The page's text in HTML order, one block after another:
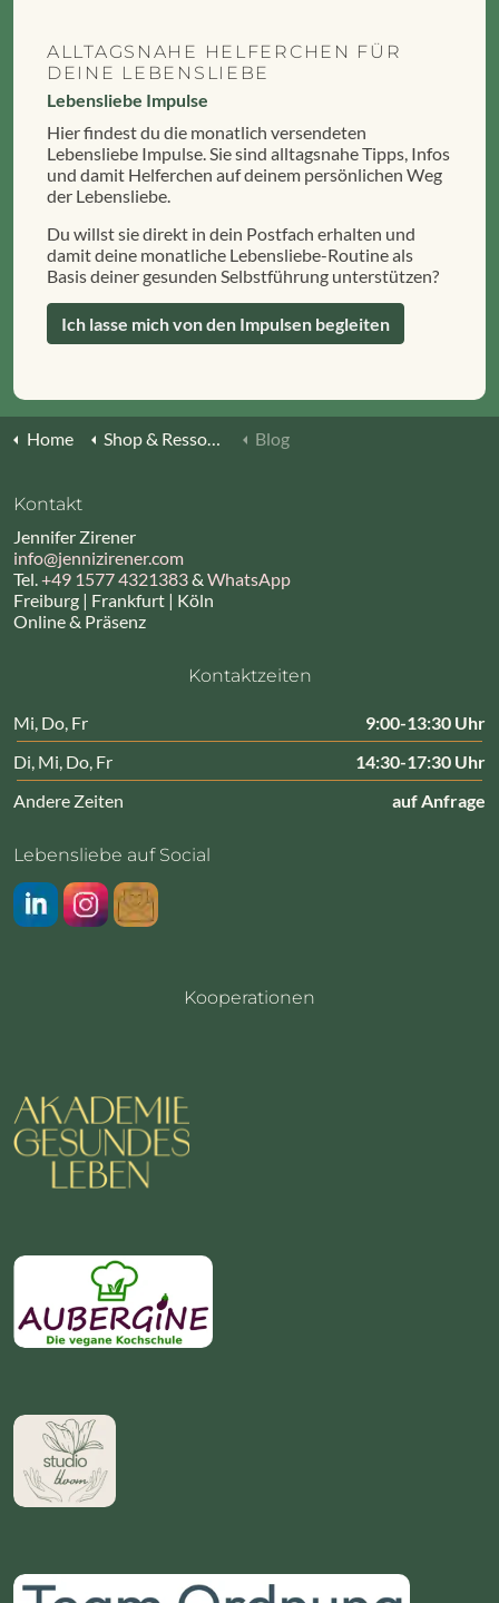
ALLTAGSNAHE HELFERCHEN FÜR
DEINE LEBENSLIEBE
Lebensliebe Impulse
Hier findest du die monatlich versendeten
Lebensliebe Impulse. Sie sind alltagsnahe Tipps, Infos
und damit Helferchen auf deinem persönlichen Weg
der Lebensliebe.
Du willst sie direkt in dein Postfach erhalten und
damit deine monatliche Lebensliebe-Routine als
Basis deiner gesunden Selbstführung unterstützen?
Ich lasse mich von den Impulsen begleiten
Home Shop & Ressourcen Blog
Kontakt
Jennifer Zirener
info@jennizirener.com
Tel.+49 1577 4321383& WhatsApp
Freiburg | Frankfurt | Köln
Online & Präsenz
Kontaktzeiten
Mi, Do, Fr
9:00-13:30 Uhr
Di, Mi, Do, Fr
14:30-17:30 Uhr
Andere Zeiten
auf Anfrage
Lebensliebe auf Social
Kooperationen